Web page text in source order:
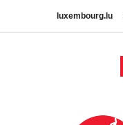
luxembourg.lu